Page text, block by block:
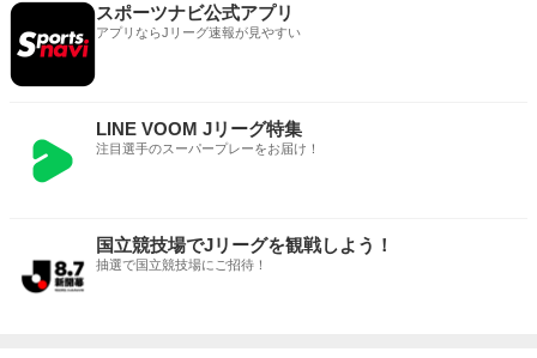
スポーツナビ公式アプリ
アプリならJリーグ速報が見やすい
LINE VOOM Jリーグ特集
注目選手のスーパープレーをお届け！
国立競技場でJリーグを観戦しよう！
抽選で国立競技場にご招待！